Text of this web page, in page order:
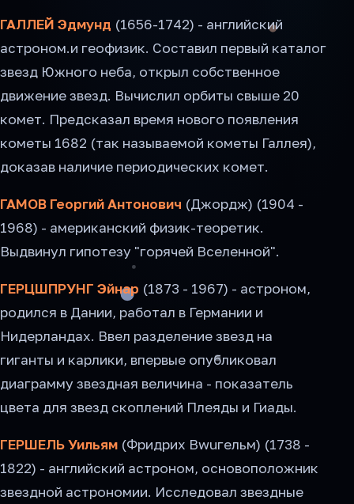
ГАЛЛЕЙ Эдмунд (1656-1742) - английский
астроном.и геофизик. Составил первый каталог
звезд Южного неба, открыл собственное
движение звезд. Вычислил орбиты свыше 20
комет. Предсказал время нового появления
кометы 1682 (так называемой кометы Галлея),
доказав наличие периодических комет.
ГАМОВ Георгий Антонович (Джордж) (1904 -
1968) - американский физик-теоретик.
Выдвинул гипотезу "горячей Вселенной".
ГЕРЦШПРУНГ Эйнар (1873 - 1967) - астроном,
родился в Дании, работал в Германии и
Нидерландах. Ввел разделение звезд на
гиганты и карлики, впервые опубликовал
диаграмму звездная величина - показатель
цвета для звезд скоплений Плеяды и Гиады.
ГЕРШЕЛЬ Уильям (Фридрих Bwuгельм) (1738 -
1822) - английский астроном, основоположник
звездной астрономии. Исследовал звездные